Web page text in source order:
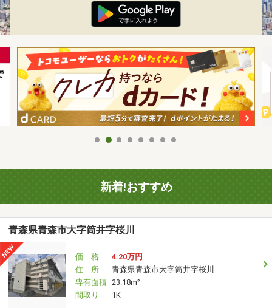
新着!おすすめ
青森県青森市大字筒井字桜川
価 格
4.20万円
住 所
青森県青森市大字筒井字桜川
専有面積 23.18m²
間取り
1K